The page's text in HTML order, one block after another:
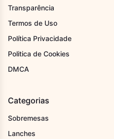
Transparência
Termos de Uso
Política Privacidade
Politica de Cookies
DMCA
Categorias
Sobremesas
Lanches